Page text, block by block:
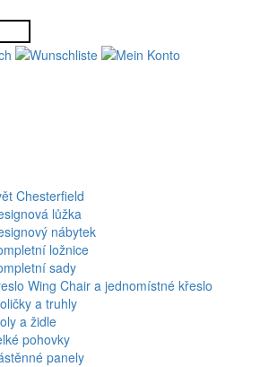
Chesterfield
lůžka
nábytek
ložnice
sady
Wing Chair a jednomístné křeslo
a truhly
a židle
pohovky
panely